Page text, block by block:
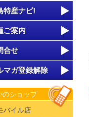
特産ナビ!
ご案内
合せ
マガ登録解除
のショップ
バイル店